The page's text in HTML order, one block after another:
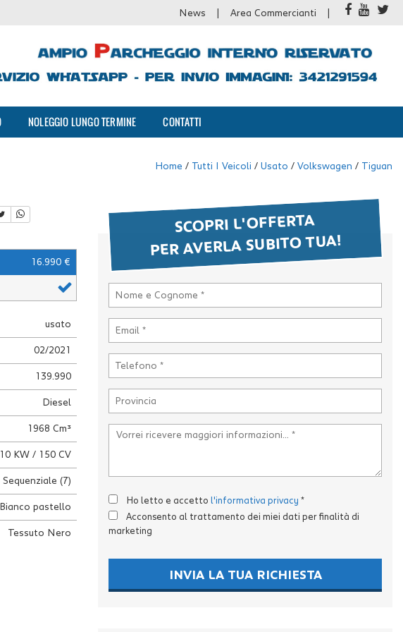
News Area Commercianti
NOLEGGIO LUNGO TERMINE CONTATTI
Home / Tutti I Veicoli / Usato / Volkswagen / Tiguan
16.990 €
usato
02/2021
139.990
Diesel
1968 Cm³
KW / 150 CV
Sequenziale (7)
Bianco pastello
Tessuto Nero
SCOPRI L'OFFERTA
PER AVERLA SUBITO TUA!
Ho letto e accetto l'informativa privacy *
Acconsento al trattamento dei miei dati per finalità di
marketing
INVIA LA TUA RICHIESTA